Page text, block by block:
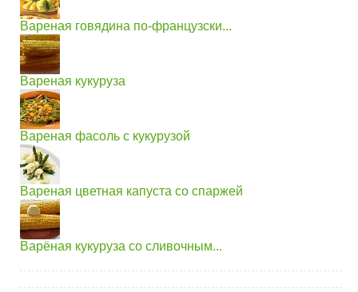
Вареная говядина по-французски...
Вареная кукуруза
Вареная фасоль с кукурузой
Вареная цветная капуста со спаржей
Варёная кукуруза со сливочным...